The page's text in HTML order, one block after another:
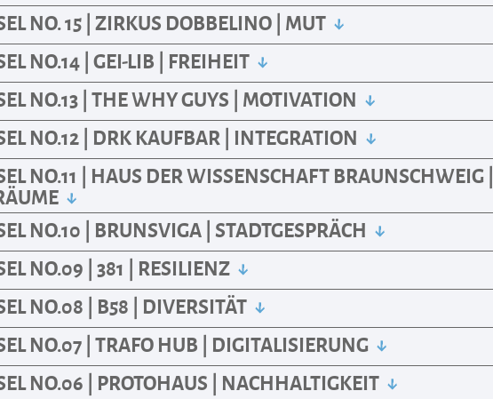
NO. 15 | ZIRKUS DOBBELINO | MUT
NO.14 | GEI-LIB | FREIHEIT
NO.13 | THE WHY GUYS | MOTIVATION
NO.12 | DRK KAUFBAR | INTEGRATION
NO.11 | HAUS DER WISSENSCHAFT BRAUNSCHWEIG |
NO.10 | BRUNSVIGA | STADTGESPRÄCH
NO.09 | 381 | RESILIENZ
NO.08 | B58 | DIVERSITÄT
NO.07 | TRAFO HUB | DIGITALISIERUNG
NO.06 | PROTOHAUS | NACHHALTIGKEIT